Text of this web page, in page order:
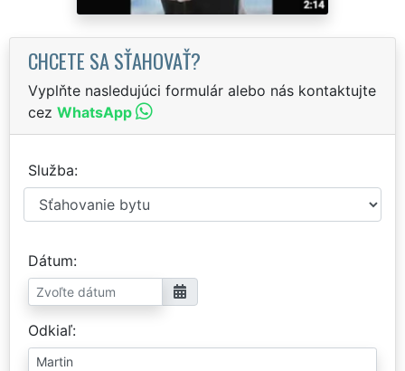
CHCETE SA SŤAHOVAŤ?
Vyplňte nasledujúci formulár alebo nás kontaktujte
cez WhatsApp
Služba
Dátum
Odkiaľ